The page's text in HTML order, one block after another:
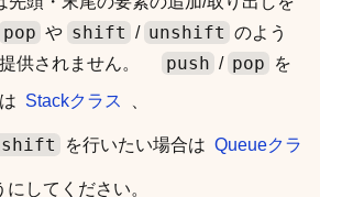
pop や shift / unshift のよう
供されません。
push / pop
を
Stackクラス
を行いたい場合は Queueクラ
にしてください。